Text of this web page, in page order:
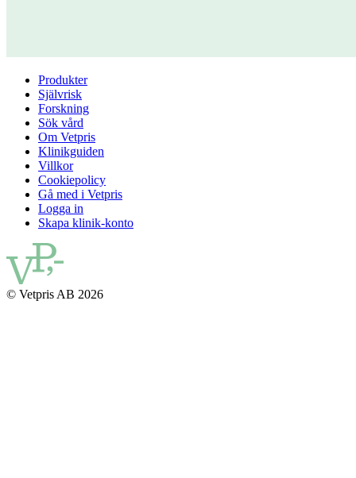
Produkter
Självrisk
Forskning
Sök vård
Om Vetpris
Klinikguiden
Villkor
Cookiepolicy
Gå med i Vetpris
Logga in
Skapa klinik-konto
© Vetpris AB 2026